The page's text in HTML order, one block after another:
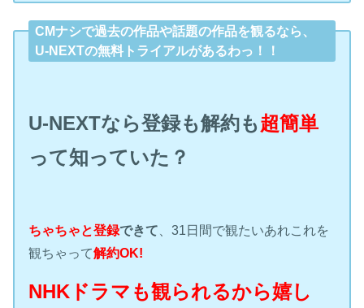
CMナシで過去の作品や話題の作品を観るなら、
U-NEXTの無料トライアルがあるわっ！！
U-NEXTなら登録も解約も超簡単
って知っていた？
ちゃちゃと登録できて 、31日間で観たいあれこれを
観ちゃって解約OK!
NHKドラマも観られるから嬉し